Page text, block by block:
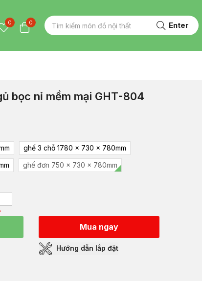
0 0 Enter
bọc nỉ mềm mại GHT-804
ghế 3 chỗ 1780 x 730 x 780mm
ghế đơn 750 x 730 x 780mm
Mua ngay
Hướng dẫn lắp đặt